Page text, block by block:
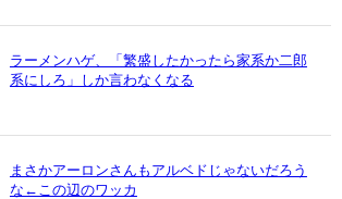
ラーメンハゲ、「繁盛したかったら家系か二郎
系にしろ」しか言わなくなる
まさかアーロンさんもアルベドじゃないだろう
な←この辺のワッカ